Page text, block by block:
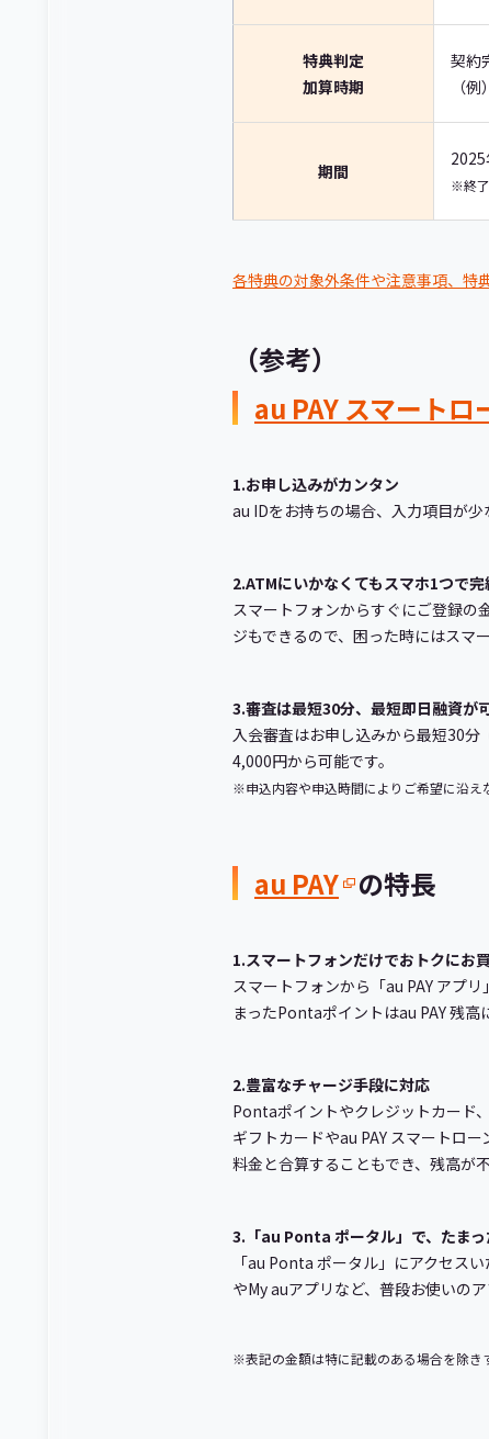
特典判定
加算時期
契約
（
期間
※終
各特典の対象外条件や注意事項、特
（参考）
au PAY スマートロ
1.お申し込みがカンタン
au IDをお持ちの場合、入力項目が
2.ATMにいかなくてもスマホ1つで完
スマートフォンからすぐにご登録の
ジもできるので、困った時にはスマ
3.審査は最短30分、最短即日融資が
入会審査はお申し込みから最短30分
4,000円から可能です。
※申込内容や申込時間によりご希望に沿え
au PAY の特長
1.スマートフォンだけでおトクにお
スマートフォンから「au PAY アプ
まったPontaポイントはau PAY 残
2.豊富なチャージ手段に対応
Pontaポイントやクレジットカード
ギフトカードやau PAY スマートロ
料金と合算することもでき、残高が
3.「au Ponta ポータル」で、たま
「au Ponta ポータル」にアクセス
やMy auアプリなど、普段お使いの
※表記の金額は特に記載のある場合を除き